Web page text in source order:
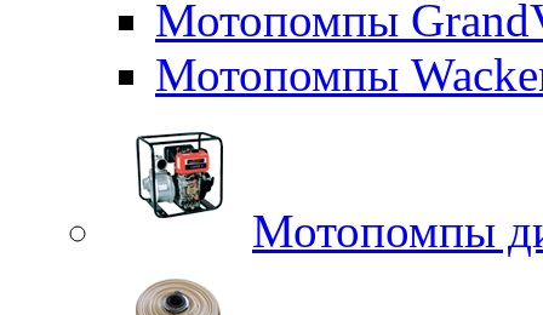
Мотопомпы
Мотопомпы
Мотопомпы